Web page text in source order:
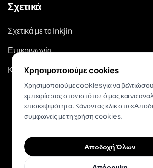
Σχετικά
Σχετικά με το Inkjin
Επικοινωνία
Κιτ Επωνυμίας
Πολιτική ΑπορρήτουΌροι
Χρησιμοποιούμε cookies
Χρησιμοποιούμε cookies για να
εμπειρία σας στον ιστότοπό μας και να
επισκεψιμότητα. Κάνοντας κλικ στο
συμφωνείς με τη χρήση cookies.
Αποδοχή Όλων